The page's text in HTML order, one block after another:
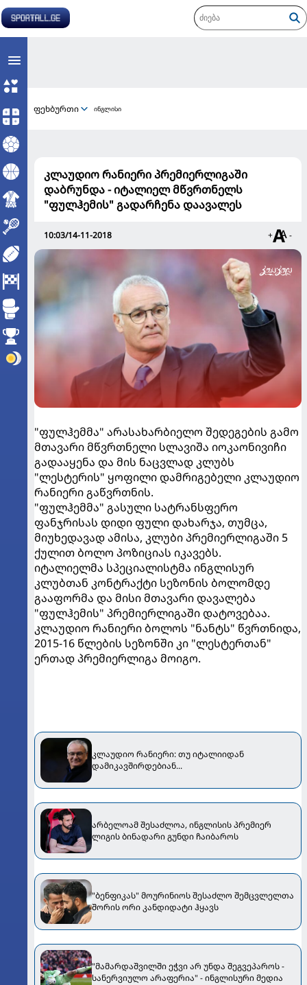
ფეხბურთი ინგლისი
კლაუდიო რანიერი პრემიერლიგაში
დაბრუნდა - იტალიელ მწვრთნელს
"ფულჰემის" გადარჩენა დაავალეს
10:03/14-11-2018 + -
"ფულჰემმა" არასახარბიელო შედეგების გამო
მთავარი მწვრთნელი სლავიშა იოკაონივიჩი
გადააყენა და მის ნაცვლად კლუბს
"ლესტერის" ყოფილი დამრიგებელი კლაუდიო
რანიერი გაწვრთნის.
"ფულჰემმა" გასული სატრანსფერო
ფანჯრისას დიდი ფული დახარჯა, თუმცა,
მიუხედავად ამისა, კლუბი პრემიერლიგაში 5
ქულით ბოლო პოზიციას იკავებს.
იტალიელმა სპეციალისტმა ინგლისურ
კლუბთან კონტრაქტი სეზონის ბოლომდე
გააფორმა და მისი მთავარი დავალება
"ფულჰემის" პრემიერლიგაში დატოვებაა.
კლაუდიო რანიერი ბოლოს "ნანტს" წვრთნიდა,
2015-16 წლების სეზონში კი "ლესტერთან"
ერთად პრემიერლიგა მოიგო.
კლაუდიო რანიერი: თუ იტალიიდან
დამიკავშირდებიან...
არბელოამ შესაძლოა, ინგლისის პრემიერ
ლიგის ბინადარი გუნდი ჩაიბაროს
"ბენფიკას" მოურინიოს შესაძლო შემცვლელთა
შორის ორი კანდიდატი ჰყავს
"მამარდაშვილში ეჭვი არ უნდა შეგვეპაროს -
სანერვიულო არაფერია" - ინგლისური მედია